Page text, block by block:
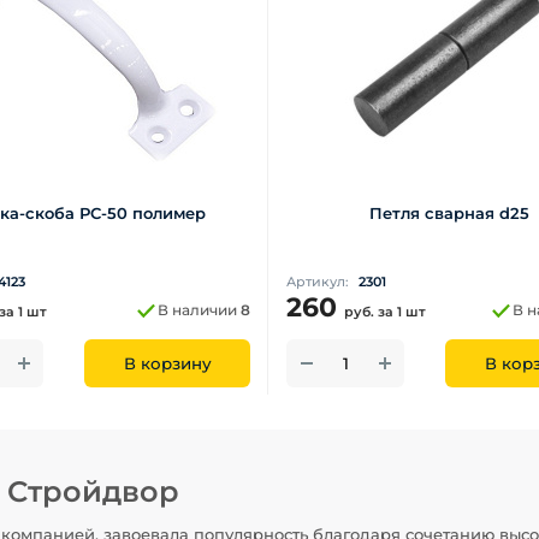
скоба РС-50 полимер
за 1 шт
В наличии 8
В корзину
Петля сварная d25
Артикул: 2301
260 руб. за 1 шт В
В
Стройдвор
завоевала популярность благодаря сочетанию